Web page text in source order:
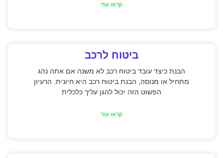
קראו עוד
ביטוח לרכב
הבנת כיצד עובד ביטוח רכב לא משנה אם אתה נהג
מתחיל או מנוסה, הבנת ביטוח רכב היא חיונית. הרעיון
הפשוט הזה יכול להגן עליך כלכלית
קראו עוד